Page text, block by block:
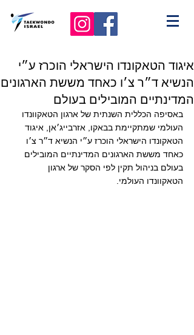
איגוד הטאקונדו הישראלי הוכרז ע״י
הנשיא ד״ר צ׳ו כאחד מששת הארגונים
המדינתיים המובילים בעולם
באסיפה הכללית השנתית של ארגון הטאקוונדו
העולמי שמתקיימת בבאקו, אזרבייג׳אן, איגוד
הטאקונדו הישראלי הוכרז ע״י הנשיא ד״ר צ׳ו
כאחד מששת הארגונים המדינתיים המובילים
בעולם בניהול תקין לפי הסקר של ארגון
הטאקוונדו העולמי.